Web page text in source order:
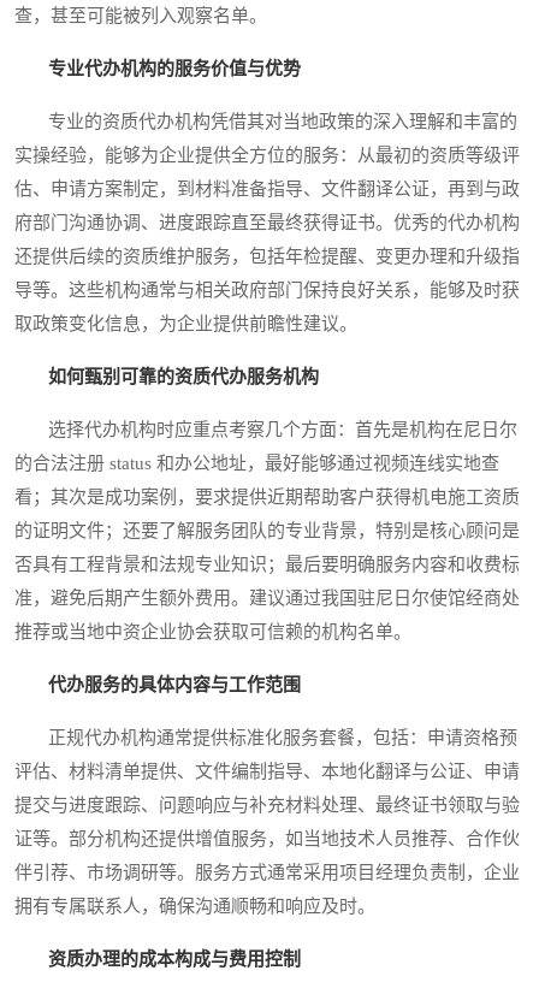
查，甚至可能被列入观察名单。
专业代办机构的服务价值与优势
专业的资质代办机构凭借其对当地政策的深入理解和丰富的
实操经验，能够为企业提供全方位的服务：从最初的资质等级评
估、申请方案制定，到材料准备指导、文件翻译公证，再到与政
府部门沟通协调、进度跟踪直至最终获得证书。优秀的代办机构
还提供后续的资质维护服务，包括年检提醒、变更办理和升级指
导等。这些机构通常与相关政府部门保持良好关系，能够及时获
取政策变化信息，为企业提供前瞻性建议。
如何甄别可靠的资质代办服务机构
选择代办机构时应重点考察几个方面：首先是机构在尼日尔
的合法注册 status 和办公地址，最好能够通过视频连线实地查
看；其次是成功案例，要求提供近期帮助客户获得机电施工资质
的证明文件；还要了解服务团队的专业背景，特别是核心顾问是
否具有工程背景和法规专业知识；最后要明确服务内容和收费标
准，避免后期产生额外费用。建议通过我国驻尼日尔使馆经商处
推荐或当地中资企业协会获取可信赖的机构名单。
代办服务的具体内容与工作范围
正规代办机构通常提供标准化服务套餐，包括：申请资格预
评估、材料清单提供、文件编制指导、本地化翻译与公证、申请
提交与进度跟踪、问题响应与补充材料处理、最终证书领取与验
证等。部分机构还提供增值服务，如当地技术人员推荐、合作伙
伴引荐、市场调研等。服务方式通常采用项目经理负责制，企业
拥有专属联系人，确保沟通顺畅和响应及时。
资质办理的成本构成与费用控制